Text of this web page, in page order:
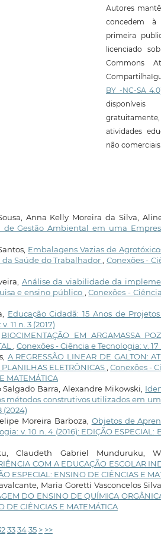
Autores
concedem
primeira
licenciado
Commons
BY -NC-SA
atividades
não comerciais.
Anna Kelly Moreira da Silva,
de Gestão Ambiental em uma
Embalagens Vazias de
Saúde do Trabalhador, Conexões -
Análise da viabilidade da
e ensino público ,Conexões -
Educação Cidadã: 15 Anos de
11 n. 3 (2017)
BIOCIMENTAÇÃO EM ARGAMASSA
, Conexões - Ciência e Tecnologia: v. 17
A REGRESSÃO LINEAR DE GALTON:
PLANILHAS ELETRÔNICAS,Conexões -
MATEMÁTICA
Barra, Alexandre Mikowski,
métodos construtivos utilizados em
(2024)
Moreira Barboza, Objetos de
v. 10 n. 4 (2016): EDIÇÃO ESPECIAL:
Claudeth Gabriel Munduruku,
COM A EDUCAÇÃO ESCOLAR
ESPECIAL: ENSINO DE CIÊNCIAS E
Maria Goretti Vasconcelos
DO ENSINO DE QUÍMICA
DE CIÊNCIAS E MATEMÁTICA
333435 > >>